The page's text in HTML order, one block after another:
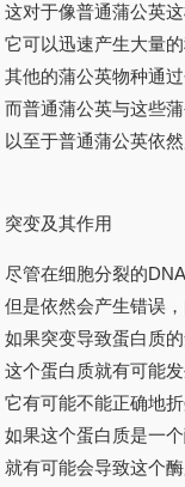
这对于像普通蒲公英
它可以迅速产生大量
其他的蒲公英物种通
而普通蒲公英与这些
以至于普通蒲公英依
突变及其作用
尽管在细胞分裂的
但是依然会产生错误
如果突变导致蛋白质
这个蛋白质就有可能
它有可能不能正确地
如果这个蛋白质是一个
就有可能会导致这个